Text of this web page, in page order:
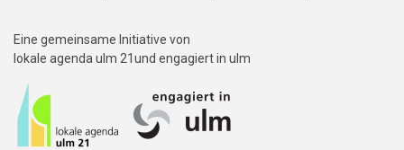
Eine gemeinsame Initiative von
lokale agenda ulm 21und engagiert in ulm